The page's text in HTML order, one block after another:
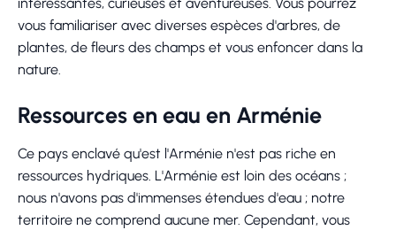
vous familiariser avec diverses espèces d'arbres, de
plantes, de fleurs des champs et vous enfoncer dans la
nature.
Ressources en eau en Arménie
Ce pays enclavé qu'est l'Arménie n'est pas riche en
ressources hydriques. L'Arménie est loin des océans ;
nous n'avons pas d'immenses étendues d'eau ; notre
territoire ne comprend aucune mer. Cependant, vous